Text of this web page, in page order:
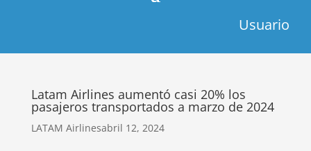
Usuario
Latam Airlines aumentó casi 20% los
pasajeros transportados a marzo de 2024
LATAM Airlinesabril 12, 2024